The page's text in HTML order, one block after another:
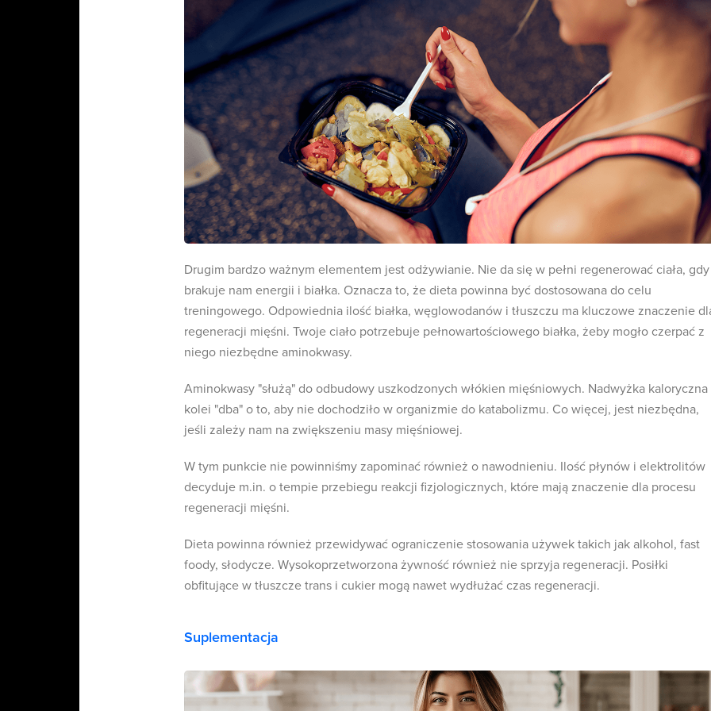
Drugim bardzo ważnym elementem jest odżywianie. Nie da się w pełni regenerować ciała, gdy
brakuje nam energii i białka. Oznacza to, że dieta powinna być dostosowana do celu
treningowego. Odpowiednia ilość białka, węglowodanów i tłuszczu ma kluczowe znaczenie
regeneracji mięśni. Twoje ciało potrzebuje pełnowartościowego białka, żeby mogło czerpać z
niego niezbędne aminokwasy.
Aminokwasy "służą" do odbudowy uszkodzonych włókien mięśniowych. Nadwyżka kaloryczna
kolei "dba" o to, aby nie dochodziło w organizmie do katabolizmu. Co więcej, jest niezbędna,
jeśli zależy nam na zwiększeniu masy mięśniowej.
W tym punkcie nie powinniśmy zapominać również o nawodnieniu. Ilość płynów i elektrolitów
decyduje m.in. o tempie przebiegu reakcji fizjologicznych, które mają znaczenie dla procesu
regeneracji mięśni.
Dieta powinna również przewidywać ograniczenie stosowania używek takich jak alkohol, fast
foody, słodycze. Wysokoprzetworzona żywność również nie sprzyja regeneracji. Posiłki
obfitujące w tłuszcze trans i cukier mogą nawet wydłużać czas regeneracji.
Suplementacja